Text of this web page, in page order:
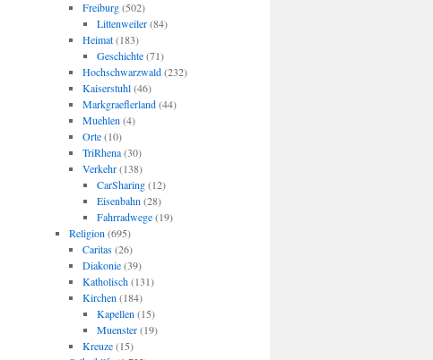
Freiburg(502)
Littenweiler(84)
Heimat(183)
Geschichte(71)
Hochschwarzwald(232)
Kaiserstuhl(46)
Markgraeflerland(44)
Muehlen (4)
Orte(10)
TriRhena(30)
Verkehr(138)
CarSharing(12)
Eisenbahn (28)
Fahrradwege(19)
Religion (695)
Caritas(26)
Diakonie(39)
Katholisch(131)
Kirchen (184)
Kapellen (15)
Muenster(19)
Kreuze(15)